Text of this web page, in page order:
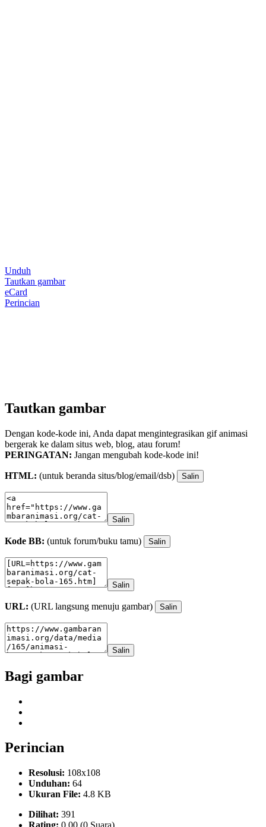
Unduh
Tautkan gambar
eCard
Perincian
Tautkan gambar
Dengan kode-kode ini, Anda dapat mengintegrasikan gif animasi
bergerak ke dalam situs web, blog, atau forum!
PERINGATAN: Jangan mengubah kode-kode ini!
HTML: (untuk beranda situs/blog/email/dsb) Salin
Salin
Kode BB: (untuk forum/buku tamu) Salin
Salin
URL: (URL langsung menuju gambar) Salin
Salin
Bagi gambar
Perincian
Resolusi: 108x108
Unduhan: 64
Ukuran File: 4.8 KB
Dilihat: 391